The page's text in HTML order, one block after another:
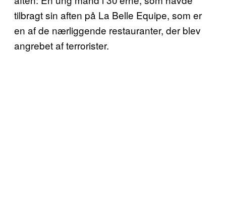
tilbragt sin aften på La Belle Equipe, som er
en af de nærliggende restauranter, der blev
angrebet af terrorister.